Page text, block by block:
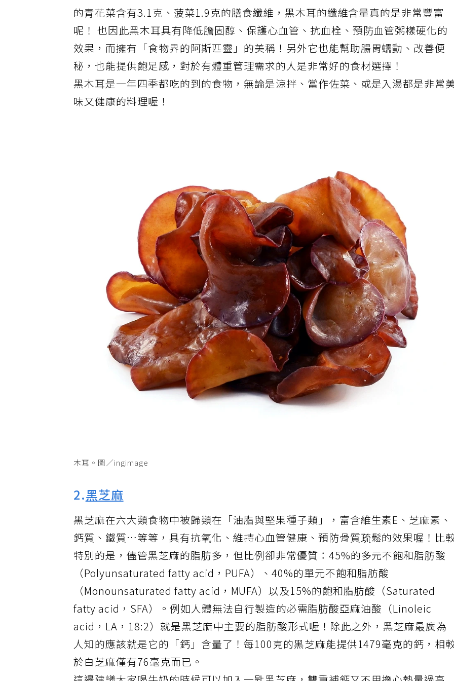
的青花菜含有3.1克、菠菜1.9克的膳食纖維，黑木耳的纖維含量真的是非常豐富
呢！ 也因此黑木耳具有降低膽固醇、保護心血管、抗血栓、預防血管粥樣硬化的
效果，而擁有「食物界的阿斯匹靈」的美稱！另外它也能幫助腸胃蠕動、改善便
秘，也能提供飽足感，對於有體重管理需求的人是非常好的食材選擇！
黑木耳是一年四季都吃的到的食物，無論是涼拌、當作佐菜、或是入湯都是非常
味又健康的料理喔！
木耳。圖／ingimage
2.黑芝麻
黑芝麻在六大類食物中被歸類在「油脂與堅果種子類」，富含維生素E、芝麻素、
鈣質、鐵質…等等，具有抗氧化、維持心血管健康、預防骨質疏鬆的效果喔！比
特別的是，儘管黑芝麻的脂肪多，但比例卻非常優質：45%的多元不飽和脂肪酸
（Polyunsaturated fatty acid，PUFA）、40%的單元不飽和脂肪酸
（Monounsaturated fatty acid，MUFA）以及15%的飽和脂肪酸（Saturated
fatty acid，SFA）。例如人體無法自行製造的必需脂肪酸亞麻油酸（Linoleic
acid，LA，18:2）就是黑芝麻中主要的脂肪酸形式喔！除此之外，黑芝麻最廣為
人知的應該就是它的「鈣」含量了！每100克的黑芝麻能提供1479毫克的鈣，相
於白芝麻僅有76毫克而已。